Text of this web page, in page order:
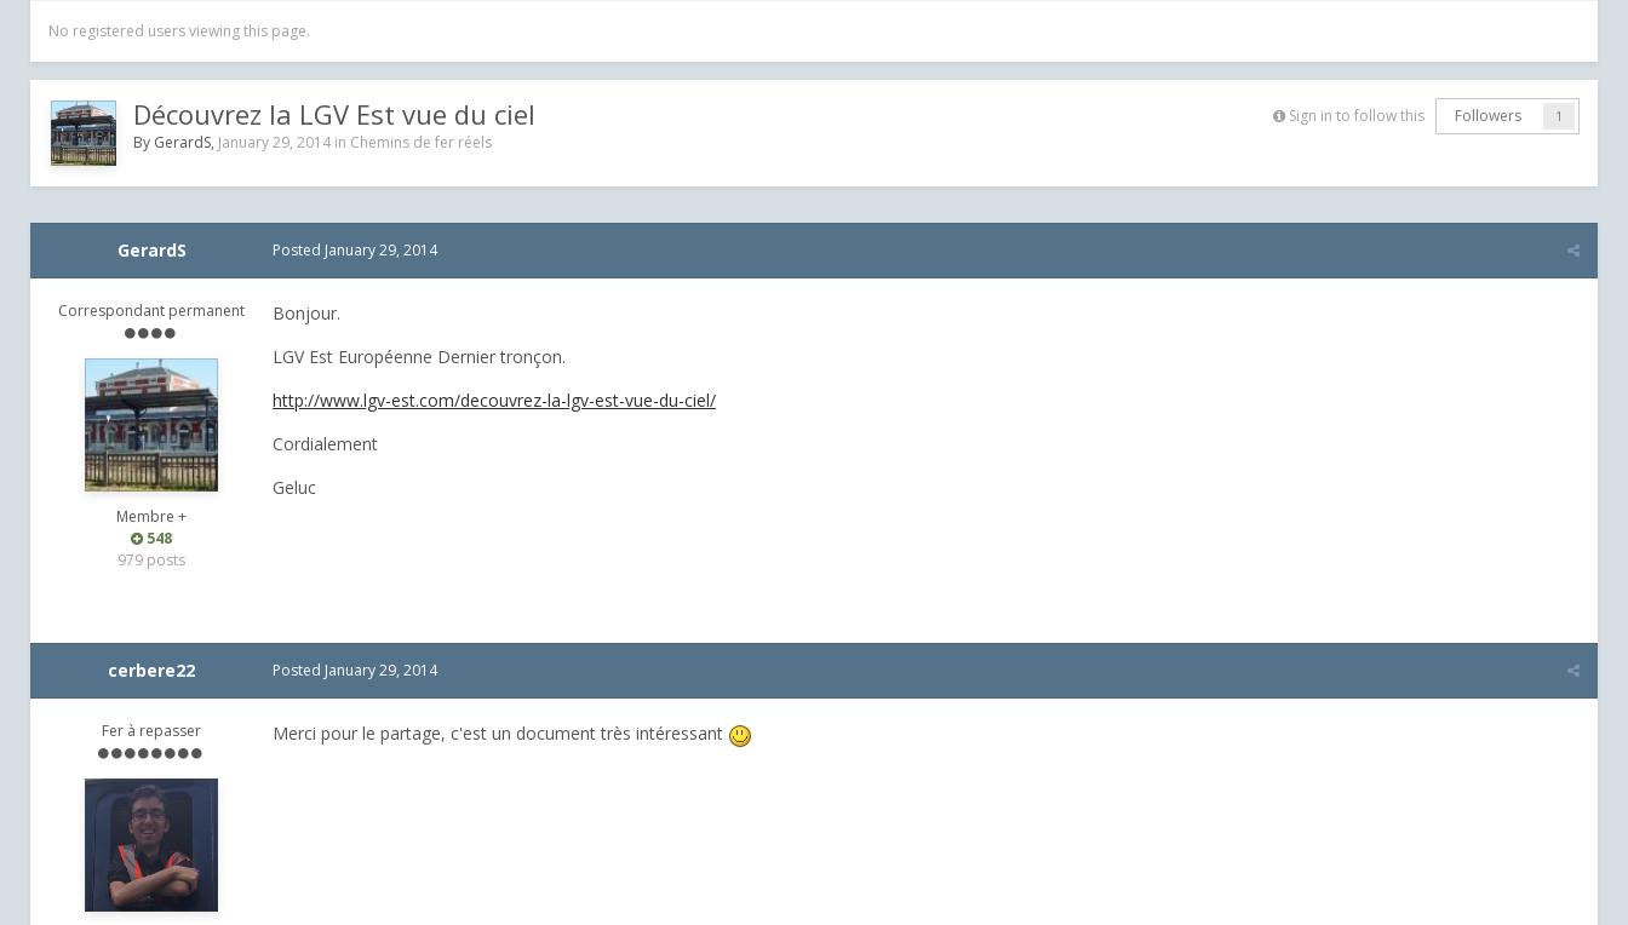
No registered users viewing this page.
Sign in to follow this Followers 1
Découvrez la LGV Est vue du ciel
By GerardS, January 29, 2014 in Chemins de fer réels
GerardS
Correspondant permanent
Membre +
548
979 posts
Posted January 29, 2014
Bonjour.
LGV Est Européenne Dernier tronçon.
http://www.lgv-est.com/decouvrez-la-lgv-est-vue-du-ciel/
Cordialement
Geluc
cerbere22
Fer à repasser
Posted January 29, 2014
Merci pour le partage, c'est un document très intéressant